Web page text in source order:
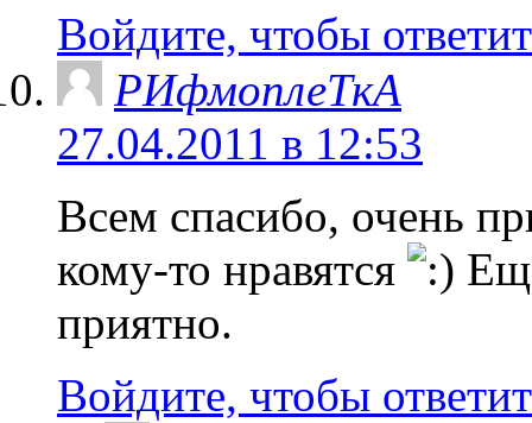
Войдите, чтобы
РИфмоплеТкА
27.04.2011 в 12:53
Всем спасибо, очень
кому-то нравятся
приятно.
Войдите, чтобы